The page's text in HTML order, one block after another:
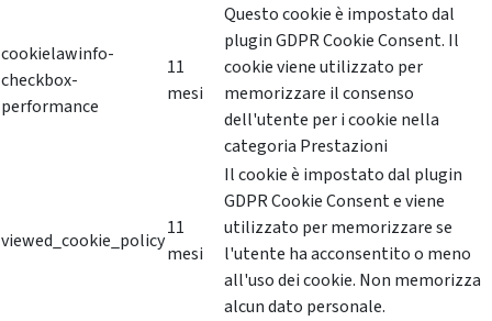
cookielawinfo-
checkbox-
performance
11
mesi
Questo cookie è impostato dal
plugin GDPR Cookie Consent. Il
cookie viene utilizzato per
memorizzare il consenso
dell'utente per i cookie nella
categoria Prestazioni
viewed_cookie_policy
11
mesi
Il cookie è impostato dal plugin
GDPR Cookie Consent e viene
utilizzato per memorizzare se
l'utente ha acconsentito o meno
all'uso dei cookie. Non memorizza
alcun dato personale.